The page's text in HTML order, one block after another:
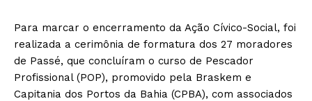
Para marcar o encerramento da Ação Cívico-Social, foi
realizada a cerimônia de formatura dos 27 moradores
de Passé, que concluíram o curso de Pescador
Profissional (POP), promovido pela Braskem e
Capitania dos Portos da Bahia (CPBA), com associados